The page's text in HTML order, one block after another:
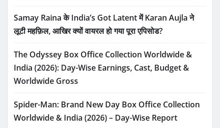
Samay Raina के India’s Got Latent में Karan Aujla ने
लूटी महफ़िल, आखिर क्यों वायरल हो गया पूरा एपिसोड?
The Odyssey Box Office Collection Worldwide &
India (2026): Day-Wise Earnings, Cast, Budget &
Worldwide Gross
Spider-Man: Brand New Day Box Office Collection
Worldwide & India (2026) – Day-Wise Report